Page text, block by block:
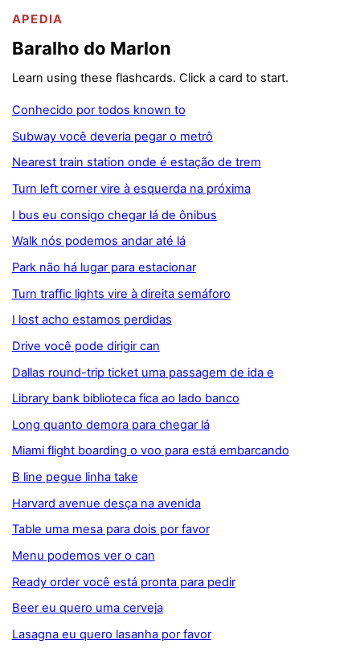
APEDIA
Baralho do Marlon
Learn using these flashcards. Click a card to start.
Conhecido por todos known to
Subway você deveria pegar o metrô
Nearest train station onde é estação de trem
Turn left corner vire à esquerda na próxima
I bus eu consigo chegar lá de ônibus
Walk nós podemos andar até lá
Park não há lugar para estacionar
Turn traffic lights vire à direita semáforo
I lost acho estamos perdidas
Drive você pode dirigir can
Dallas round-trip ticket uma passagem de ida e
Library bank biblioteca fica ao lado banco
Long quanto demora para chegar lá
Miami flight boarding o voo para está embarcando
B line pegue linha take
Harvard avenue desça na avenida
Table uma mesa para dois por favor
Menu podemos ver o can
Ready order você está pronta para pedir
Beer eu quero uma cerveja
Lasagna eu quero lasanha por favor